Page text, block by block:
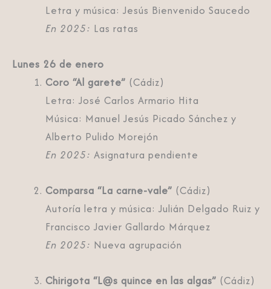
Letra y música: Jesús Bienvenido Saucedo
En 2025: Las ratas
Lunes 26 de enero
Coro “Al garete” (Cádiz)
Letra: José Carlos Armario Hita
Música: Manuel Jesús Picado Sánchez y
Alberto Pulido Morejón
En 2025: Asignatura pendiente
Comparsa “La carne-vale” (Cádiz)
Autoría letra y música: Julián Delgado Ruiz y
Francisco Javier Gallardo Márquez
En 2025: Nueva agrupación
Chirigota “L@s quince en las algas” (Cádiz)